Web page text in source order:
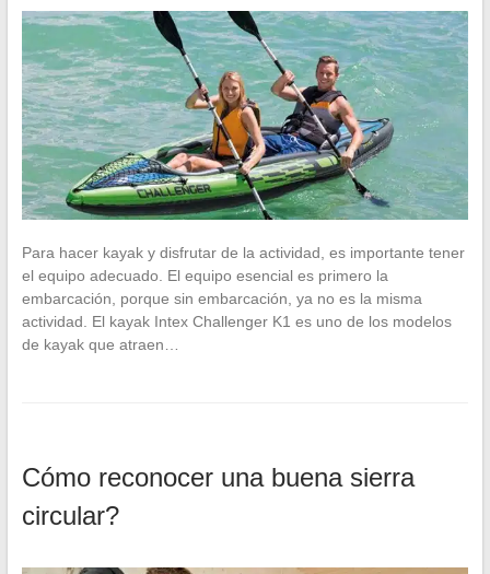
Para hacer kayak y disfrutar de la actividad, es importante tener
el equipo adecuado. El equipo esencial es primero la
embarcación, porque sin embarcación, ya no es la misma
actividad. El kayak Intex Challenger K1 es uno de los modelos
de kayak que atraen…
Cómo reconocer una buena sierra
circular?